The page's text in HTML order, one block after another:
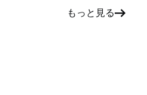
もっと見る